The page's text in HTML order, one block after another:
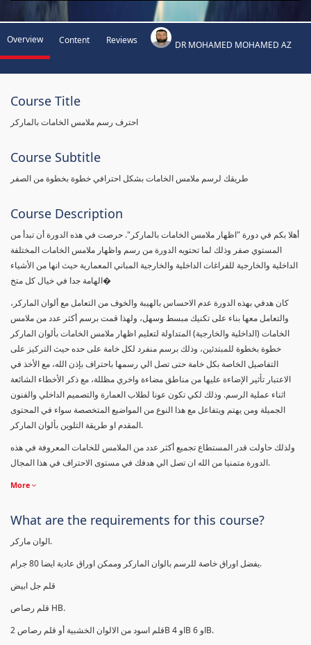
Overview Content Reviews DR MOHAMED MOHAMED AZ
Course Title
احترف رسم ملامس الخامات بالماركر
Course Subtitle
طريقك لرسم ملامس الخامات بشكل احترافي خطوة بخطوة من الصفر
Course Description
أهلا بكم في دورة "اظهار ملامس الخامات بالماركر". حرصت في هذه الدورة أن تبدأ من
المستوي صفر وذلك لما تحتويه الدورة من رسم واظهار ملامس الخامات المختلفة
الداخلية والخارجية للفراغات الداخلية والخارجية المباني المعمارية حيث انها من الأشياء
الهامة جدا في خيال كل متخ�
كان هدفي بهذه الدورة عدم الاحساس بالهيبة والخوف من التعامل مع ألوان الماركر،
والتعامل معها بناء على تكنيك مبسط وسهل، ولهذا قمت برسم أكثر عدد من ملامس
الخامات (الداخلية والخارجية) المتداولة لتعليم اظهار ملامس الخامات بألوان الماركر
خطوة بخطوة للمبتدئين، وذلك برسم منفرد لكل خامة على حده حيث التركيز على
التفاصيل الخاصة بكل خامة حتى تصل الي رسمها باحتراف بإذن الله، مع الأخذ في
الاعتبار تأثير الإضاءة عليها من مناطق مضاءة واخري مظللة، مع ذكر الأخطاء الشائعة
اثناء عملية الرسم. وذلك لكي تكون عونا لطلاب العمارة والتصميم الداخلي والفنون
الجميلة ومن يهتم ويتفاعل مع هذا النوع من المواضيع المتخصصة سواء في المحتوى
المقدم او طريقة التلوين بألوان الماركر.
ولذلك حاولت قدر المستطاع تجميع أكثر عدد من الملامس للخامات المعروفة في هذه
الدورة متمنيا من الله ان تصل الي هدفك في مستوى الاحتراف في هذا المجال.
More
What are the requirements for this course?
الوان ماركر.
يفضل اوراق خاصة للرسم بالوان الماركر وممكن اوراق عادية ايضا 80 جرام.
قلم جل ابيض
قلم رصاص HB.
قلم اسود من الالوان الخشبية أو قلم رصاص 2B او 4B او 6B.